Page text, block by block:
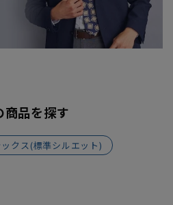
商品を探す
クス(標準シルエット)